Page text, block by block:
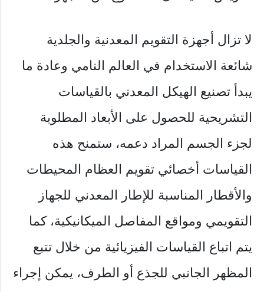
لا تزال أجهزة التقويم المعدنية والجلدية
شائعة الاستخدام في العالم النامي وعادة ما
يبدأ تصنيع الهيكل المعدني بالقياسات
التشريحية للحصول على الأبعاد المطلوبة
لجزء الجسم المراد دعمه، ستمنح هذه
القياسات أخصائي تقويم العظام المحيطات
والأقطار المناسبة للإطار المعدني للجهاز
التقويمي ومواقع المفاصل الميكانيكية، كما
يتم اتباع القياسات الفيزيائية من خلال تتبع
المظهر الجانبي للجذع أو الطرف، يمكن إجراء